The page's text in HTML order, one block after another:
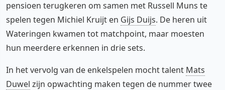
pensioen terugkeren om samen met Russell Muns te
spelen tegen Michiel Kruijt en Gijs Duijs. De heren uit
Wateringen kwamen tot matchpoint, maar moesten
hun meerdere erkennen in drie sets.
In het vervolg van de enkelspelen mocht talent Mats
Duwel zijn opwachting maken tegen de nummer twee